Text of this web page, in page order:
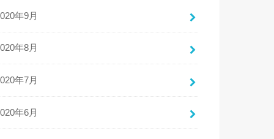
年9月
年8月
年7月
年6月